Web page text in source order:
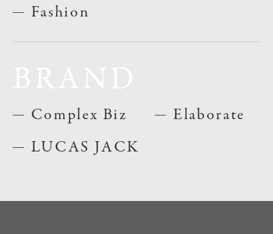
Fashion
Complex Biz
LUCAS JACK
Elaborate